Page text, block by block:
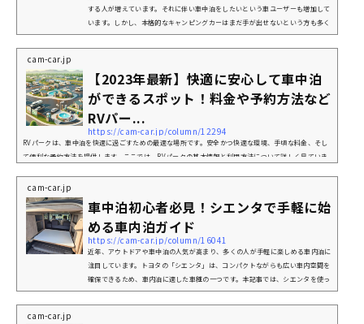
する人が増えています。それに伴い車中泊をしたいという車ユーザーも増加して
います。しかし、本格的なキャンピングカーはまだ手が出せないという方も多く
いるかと思います、そこで本記事では、車中泊カーとして注目されている「ルー
ミー」のどんなところが優れているのか、「ルーミー」で車中泊をするにはどん
たいという方は是非一度この記事を参考にしてみてください。ルーミー...
cam-car.jp
【2023年最新】快適に安心して車中泊
ができるスポット！料金や予約方法など
RVパー...
https://cam-car.jp/column/12294
RVパークは、車中泊を快適に過ごすための最適な場所です。安全かつ快適な環境、手頃な料金、そし
て便利な予約方法を提供します。ここでは、RVパークの基本情報と利用方法について詳しく見ていき
ャワー設備など、車中泊をサポートするための設備が整っています。また、安全性や利便性を考慮し
た設計がされているため、初心者から経験者まで幅広く利用されています。そもそもRVパークとは？
RVパークは、車中泊専用の施設で、旅行者に安心と...
cam-car.jp
車中泊初心者必見！シエンタで手軽に始
める車内泊ガイド
https://cam-car.jp/column/16041
近年、アウトドアや車中泊の人気が高まり、多くの人が手軽に楽しめる車内泊に
注目しています。トヨタの「シエンタ」は、コンパクトながらも広い車内空間を
確保できるため、車内泊に適した車種の一つです。本記事では、シエンタを使っ
て快適に車内泊をする方法について詳しく紹介します。シエンタで車内泊をする
メリットトヨタ公式HPコンパクトながら広々とした車内シエンタは5人乗りと7
cam-car.jp